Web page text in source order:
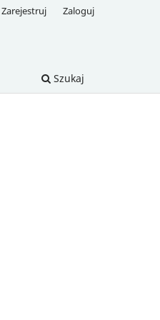
Szukaj
Zarejestruj Zaloguj